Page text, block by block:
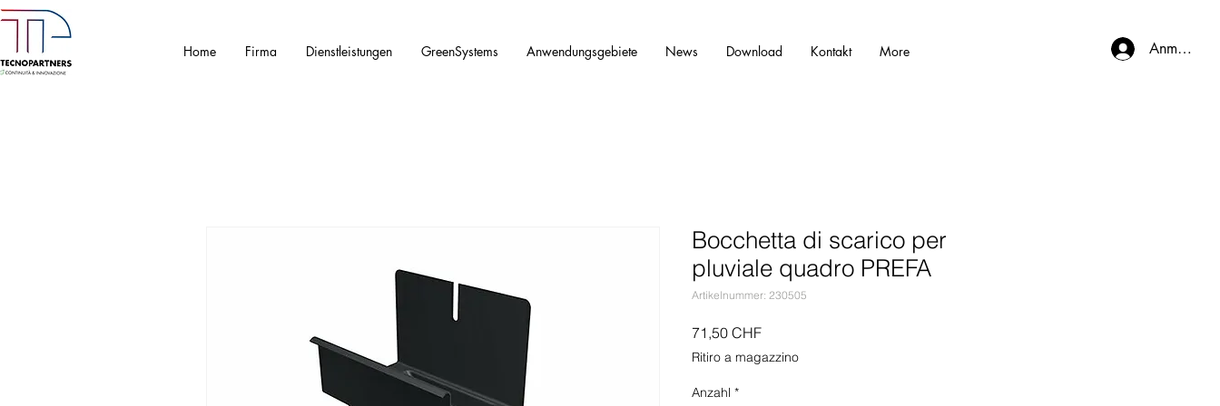
Home Firma Dienstleistungen GreenSystems Anwendungsgebiete News Download Kontakt More Anmelden
Bocchetta di scarico per
pluviale quadro PREFA
Artikelnummer: 230505
71,50 CHFPreis
Ritiro a magazzino
Anzahl *